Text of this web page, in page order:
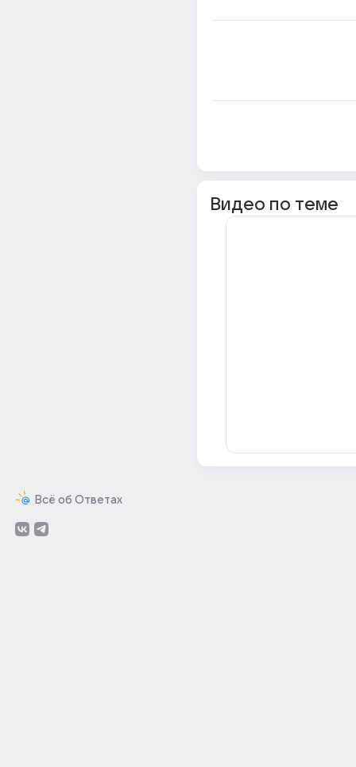
Всё об Ответах
Видео по теме